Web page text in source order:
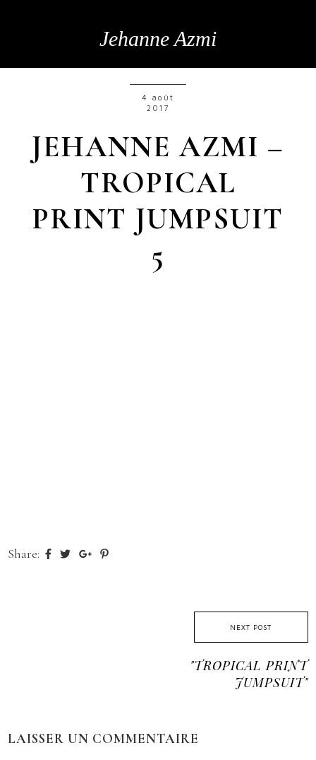
Jehanne Azmi
4 août
2017
JEHANNE AZMI –
TROPICAL
PRINT JUMPSUIT
5
Share:
NEXT POST
"TROPICAL PRINT
JUMPSUIT"
LAISSER UN COMMENTAIRE